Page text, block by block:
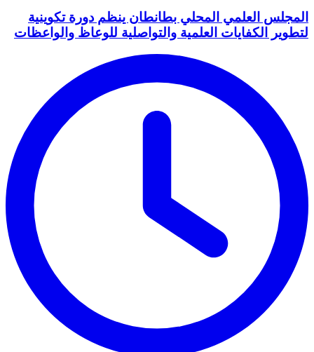
المجلس العلمي المحلي بطانطان ينظم دورة تكوينية
لتطوير الكفايات العلمية والتواصلية للوعاظ والواعظات